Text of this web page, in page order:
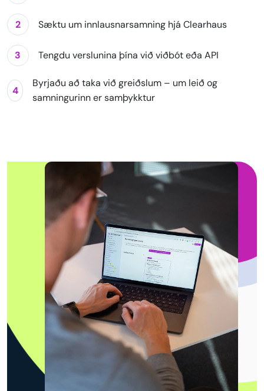
2 Sæktu um innlausnarsamning hjá Clearhaus
3 Tengdu verslunina þína við viðbót eða API
4
Byrjaðu að taka við greiðslum – um leið og
samningurinn er samþykktur